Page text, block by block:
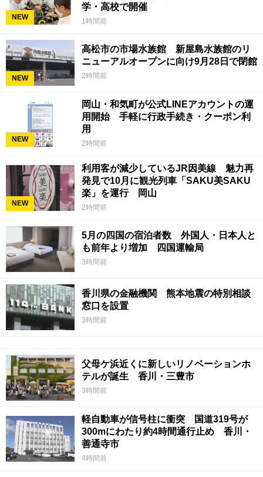
NEW
学・高校で開催
1時間前
NEW
高松市の市場水族館 新屋島水族館のリ
ニューアルオープンに向け9月28日で閉館
2時間前
NEW
岡山・和気町が公式LINEアカウントの運
用開始 手軽に行政手続き・クーポン利
用
2時間前
NEW
利用客が減少しているJR因美線 魅力再
発見で10月に観光列車「SAKU美SAKU
楽」を運行 岡山
2時間前
5月の四国の宿泊者数 外国人・日本人と
も前年より増加 四国運輸局
3時間前
香川県の金融機関 熊本地震の特別相談
窓口を設置
3時間前
父母ケ浜近くに新しいリノベーションホ
テルが誕生 香川・三豊市
3時間前
軽自動車が信号柱に衝突 国道319号が
300mにわたり約4時間通行止め 香川・
善通寺市
4時間前